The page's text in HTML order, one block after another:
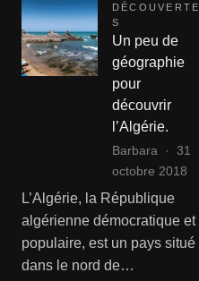
DÉCOUVERTE
S
Un peu de
géographie
pour
découvrir
l’Algérie.
Barbara
31
octobre 2018
L’Algérie, la République
algérienne démocratique et
populaire, est un pays situé
dans le nord de…